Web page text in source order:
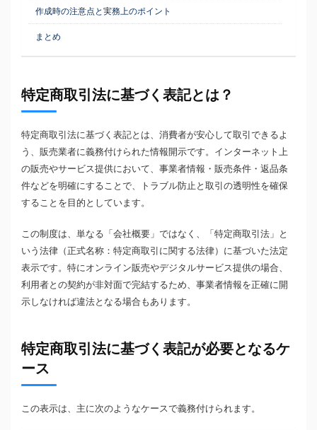
作成時の注意点と実務上のポイント
まとめ
特定商取引法に基づく表記とは？
特定商取引法に基づく表記とは、消費者が安心して取引できるよ
う、販売業者に義務付けられた情報開示です。インターネット上
の販売やサービス提供において、事業者情報・販売条件・返品条
件などを明確にすることで、トラブル防止と取引の透明性を確保
することを目的としています。
この制度は、単なる「会社概要」ではなく、「特定商取引法」と
いう法律（正式名称：特定商取引に関する法律）に基づいた法定
表示です。特にオンライン販売やデジタルサービス提供の場合、
利用者との契約が非対面で完結するため、事業者情報を正確に開
示しなければ違法となる場合もあります。
特定商取引法に基づく表記が必要となるケ
ース
この表示は、主に次のようなケースで義務付けられます。